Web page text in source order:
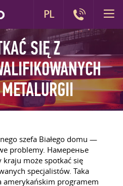
SIĘ Z
szefa Białego domu —
problemy. Намеренье
może spotkać się
specjalistów. Taka
amerykańskim programem
PL